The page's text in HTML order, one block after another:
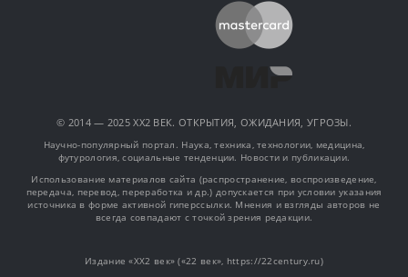
© 2014 — 2025 XX2 ВЕК. ОТКРЫТИЯ, ОЖИДАНИЯ, УГРОЗЫ.
Научно-популярный портал. Наука, техника, технологии, медицина,
футурология, социальные тенденции. Новости и публикации.
Использование материалов сайта (распространение, воспроизведение,
передача, перевод, переработка и др.) допускается при условии указания
источника в форме активной гиперссылки. Мнения и взгляды авторов не
всегда совпадают с точкой зрения редакции.
Издание «XX2 век» («22 век», https://22century.ru)